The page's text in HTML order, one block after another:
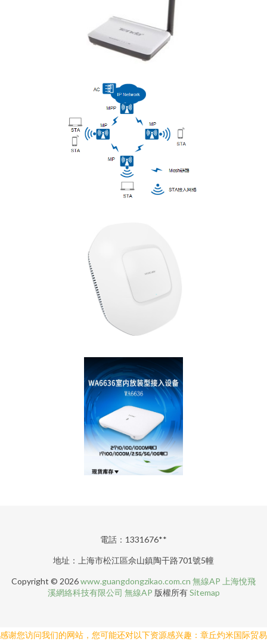
電話：1331676**
地址：上海市松江區佘山鎮陶干路701號5幢
Copyright © 2026www.guangdongzikao.com.cn 無線AP 上海悅飛
溪網絡科技有限公司 無線AP 版權所有Sitemap
感谢您访问我们的网站，您可能还对以下资源感兴趣：章丘灼米国际贸易